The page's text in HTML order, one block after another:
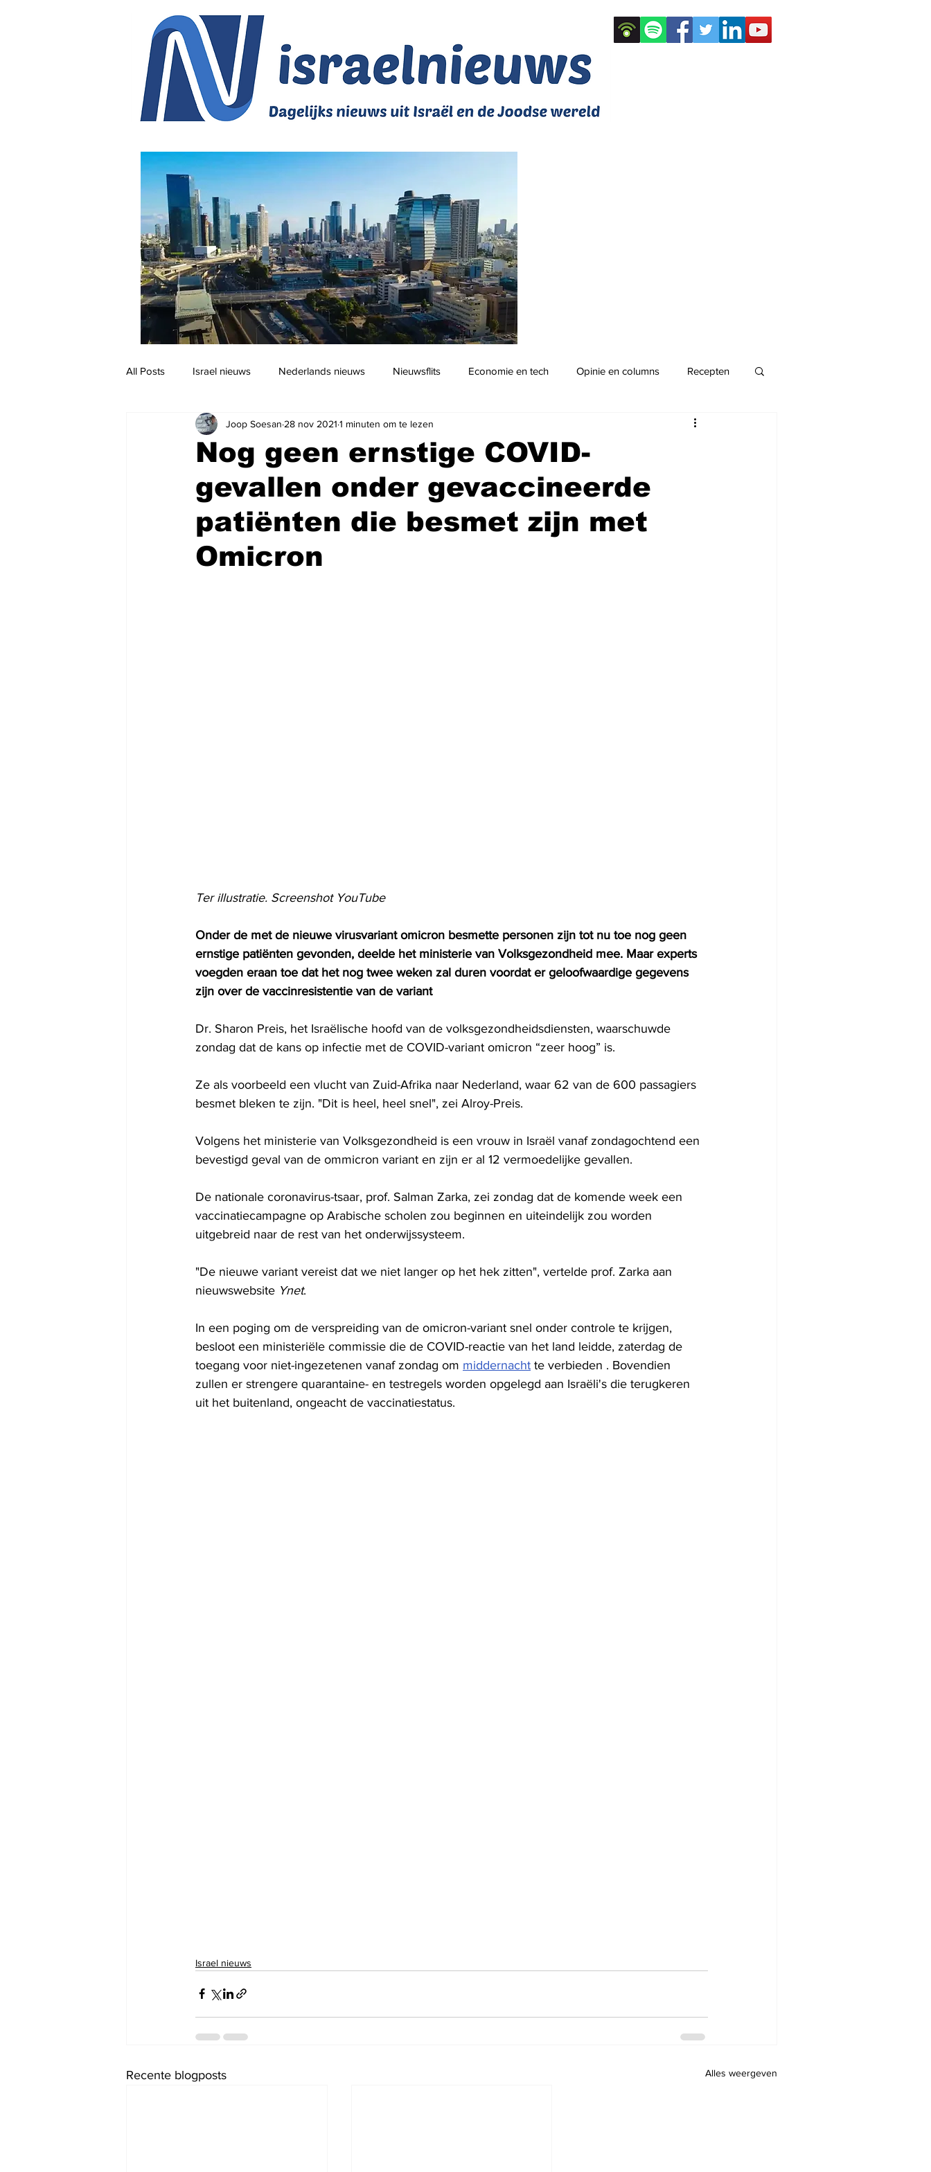
All Posts Israel nieuws Nederlands nieuws Nieuwsflits Economie en tech Opinie en columns Recepten
Jodendom en cultuur Podcast
Nog geen ernstige COVID-
gevallen onder gevaccineerde
patiënten die besmet zijn met
Omicron
Joop Soesan 28 nov 2021 1 minuten om te lezen
Ter illustratie. Screenshot YouTube
Onder de met de nieuwe virusvariant omicron besmette personen zijn tot nu toe nog geen
ernstige patiënten gevonden, deelde het ministerie van Volksgezondheid mee. Maar experts
voegden eraan toe dat het nog twee weken zal duren voordat er geloofwaardige gegevens
zijn over de vaccinresistentie van de variant
Dr. Sharon Preis, het Israëlische hoofd van de volksgezondheidsdiensten, waarschuwde
zondag dat de kans op infectie met de COVID-variant omicron “zeer hoog” is.
Ze als voorbeeld een vlucht van Zuid-Afrika naar Nederland, waar 62 van de 600 passagiers
besmet bleken te zijn. "Dit is heel, heel snel", zei Alroy-Preis.
Volgens het ministerie van Volksgezondheid is een vrouw in Israël vanaf zondagochtend een
bevestigd geval van de ommicron variant en zijn er al 12 vermoedelijke gevallen.
De nationale coronavirus-tsaar, prof. Salman Zarka, zei zondag dat de komende week een
vaccinatiecampagne op Arabische scholen zou beginnen en uiteindelijk zou worden
uitgebreid naar de rest van het onderwijssysteem.
"De nieuwe variant vereist dat we niet langer op het hek zitten", vertelde prof. Zarka aan
nieuwswebsite Ynet.
In een poging om de verspreiding van de omicron-variant snel onder controle te krijgen,
besloot een ministeriële commissie die de COVID-reactie van het land leidde, zaterdag de
toegang voor niet-ingezetenen vanaf zondag om middernacht te verbieden . Bovendien
zullen er strengere quarantaine- en testregels worden opgelegd aan Israëli's die terugkeren
uit het buitenland, ongeacht de vaccinatiestatus.
Israel nieuws
Recente blogposts Alles weergeven